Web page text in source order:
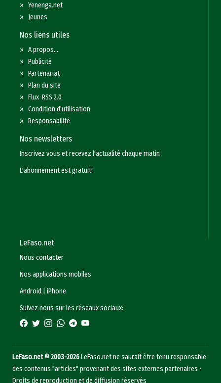
»Yenenga.net
» Jeunes
Nos liens utiles
»A propos...
»Publicité
»Partenariat
»Plan du site
»Flux RSS 2.0
»Condition d'utilisation
»Responsabilité
Nos newsletters
Inscrivez vous et recevez l'actualité chaque matin
L'abonnement est gratuit!
LeFaso.net
Nous contacter
Nos applications mobiles
Android
|iPhone
Suivez nous sur les réseaux sociaux:
LeFaso.net © 2003-2026LeFaso.net ne saurait être tenu responsable
des contenus "articles" provenant des sites externes partenaires •
Droits de reproduction et de diffusion réservés